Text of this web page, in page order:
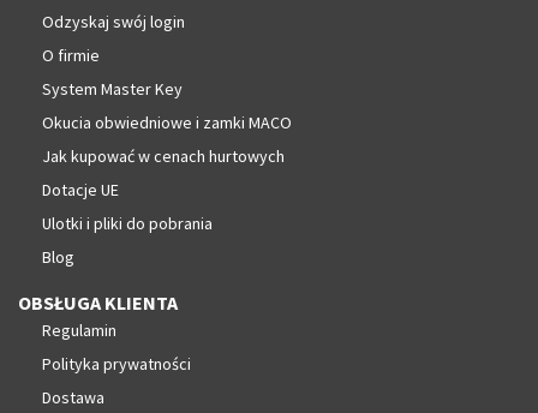
Odzyskaj swój login
O firmie
System Master Key
Okucia obwiedniowe i zamki MACO
Jak kupować w cenach hurtowych
Dotacje UE
Ulotki i pliki do pobrania
Blog
OBSŁUGA KLIENTA
Regulamin
Polityka prywatności
Dostawa